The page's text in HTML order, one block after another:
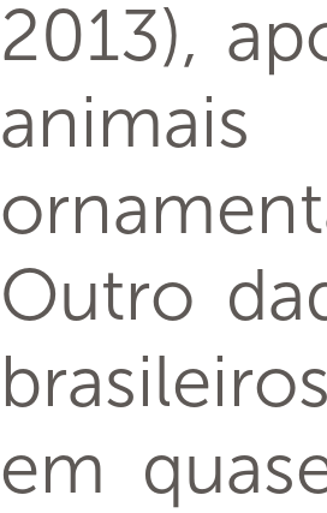
2013),
Outro
em